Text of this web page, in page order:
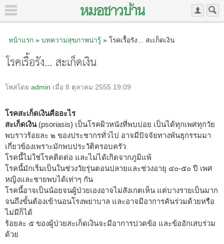
หน้าแรก» บทความสุขภาพน่ารู้» โรคเรื้อรัง... สะเก็ดเงิน
โรคเรื้อรัง... สะเก็ดเงิน
โพสโดย admin เมื่อ 8 ตุลาคม 2555 19:09
โรคสะเก็ดเงินคืออะไร
สะเก็ดเงิน(psoriasis) เป็นโรคผิวหนังที่พบบ่อย เป็นได้ทุกเพศทุกวัย
พบราวร้อยละ ๒ ของประชากรทั่วไป อาจมีปัจจัยทางพันธุกรรมมา
เกี่ยวข้องเพราะมักพบประวัติครอบครัว
โรคนี้ไม่ใช่โรคติดต่อ และไม่ได้เกิดจากภูมิแพ้
โรคนี้มักเริ่มเป็นในช่วงวัยรุ่นตอนปลายและช่วงอายุ ๔๐-๕๐ ปี เพศ
หญิงและชายพบได้เท่าๆ กัน
โรคนี้อาจเป็นน้อยจนผู้ป่วยเองอาจไม่สังเกตเห็น แต่บางรายเป็นมาก
จนถึงขั้นต้องเข้านอนโรงพยาบาล และอาจมีอาการคันร่วมด้วยหรือ
ไม่มีก็ได้
ร้อยละ ๕ ของผู้ป่วยสะเก็ดเงินจะมีอาการปวดข้อ และข้ออักเสบร่วม
ด้วย